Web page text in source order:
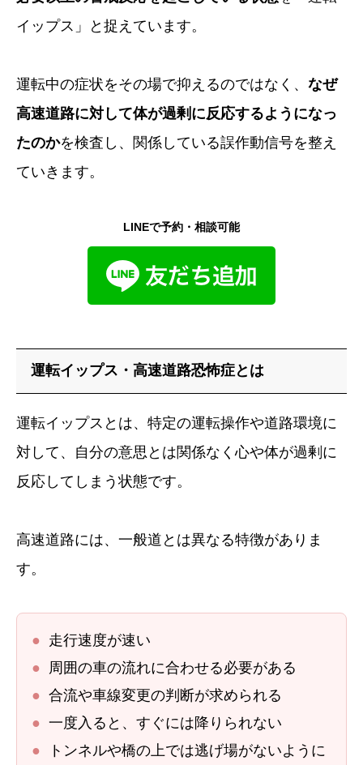
イップス」と捉えています。
運転中の症状をその場で抑えるのではなく、 なぜ
高速道路に対して体が過剰に反応するようになっ
たのかを検査し、関係している誤作動信号を整え
ていきます。
LINEで予約・相談可能
運転イップス・高速道路恐怖症とは
運転イップスとは、特定の運転操作や道路環境に
対して、自分の意思とは関係なく心や体が過剰に
反応してしまう状態です。
高速道路には、一般道とは異なる特徴がありま
す。
● 走行速度が速い
●
周囲の車の流れに合わせる必要がある
● 合流や車線変更の判断が求められる
● 一度入ると、すぐには降りられない
●
トンネルや橋の上では逃げ場がないように